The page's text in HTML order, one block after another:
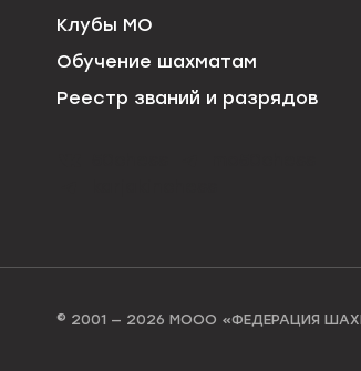
Клубы МО
Обучение шахматам
Реестр званий и разрядов
© 2001 — 2026 МООО «ФЕДЕРАЦИЯ